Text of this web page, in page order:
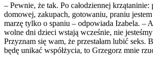
– Pewnie, że tak. Po całodziennej
domowej, zakupach, gotowaniu, praniu
marzę tylko o spaniu – odpowiada Izabela. –
wolne dni dzieci wstają wcześnie, nie
Przyznam się wam, że przestałam lubić seks.
będę unikać współżycia, to Grzegorz mnie